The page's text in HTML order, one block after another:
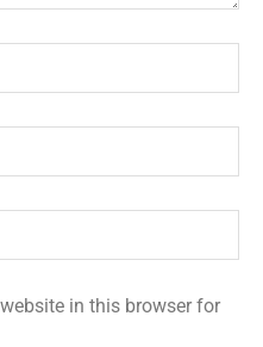
in this browser for